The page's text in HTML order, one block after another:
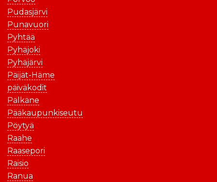
Pudasjärvi
Punavuori
Pyhtää
Pyhäjoki
Pyhäjärvi
Päijät-Häme
päiväkodit
Pälkäne
Pääkaupunkiseutu
Pöytyä
Raahe
Raasepori
Raisio
Ranua